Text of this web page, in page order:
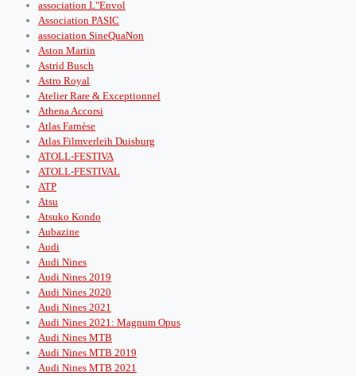
association L"Envol
Association PASIC
association SineQuaNon
Aston Martin
Astrid Busch
Astro Royal
Atelier Rare & Exceptionnel
Athena Accorsi
Atlas Farnèse
Atlas Filmverleih Duisburg
ATOLL-FESTIVA
ATOLL-FESTIVAL
ATP
Atsu
Atsuko Kondo
Aubazine
Audi
Audi Nines
Audi Nines 2019
Audi Nines 2020
Audi Nines 2021
Audi Nines 2021: Magnum Opus
Audi Nines MTB
Audi Nines MTB 2019
Audi Nines MTB 2021